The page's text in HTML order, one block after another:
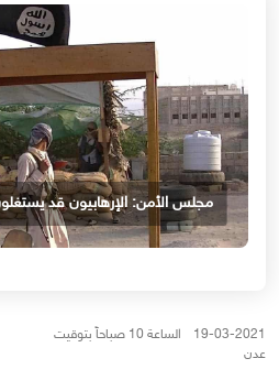
مجلس الأمن: الإرهابيون قد
19-03-2021 الساعة 10 صباحاً بتوقيت
عدن